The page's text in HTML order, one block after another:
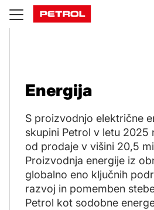
Energija
Energija
S proizvodnjo električne
skupini Petrol v letu 2025
od prodaje v višini 20,5
Proizvodnja energije iz
globalno eno ključnih
razvoj in pomemben
Petrol kot sodobne